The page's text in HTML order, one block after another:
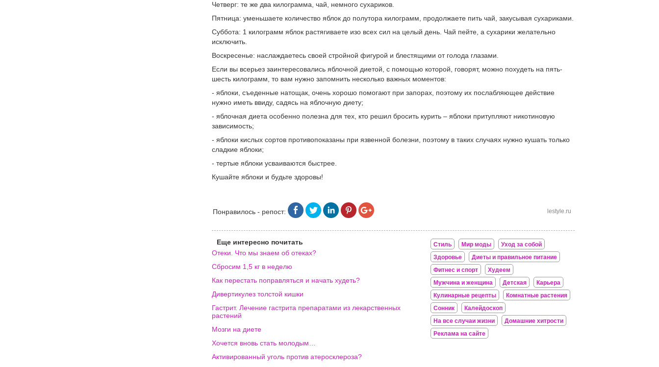
Четверг: те же два килограмма, чай, немного сухариков.
Пятница: уменьшаете количество яблок до полутора килограмм, продолжаете пить чай, закусывая сухариками.
Суббота: 1 килограмм яблок растягиваете изо всех сил на целый день. Чай пейте, а сухарики желательно
исключить.
Воскресенье: наслаждаетесь своей стройной фигурой и блестящими от голода глазами.
Если вы всерьез заинтересовались яблочной диетой, с помощью которой, говорят, можно похудеть на пять-
шесть килограмм, то вам нужно запомнить несколько важных моментов:
- яблоки, съеденные натощак, очень хорошо помогают при запорах, поэтому их послабляющее действие
нужно иметь ввиду, садясь на яблочную диету;
- яблочная диета особенно полезна для тех, кто решил бросить курить – яблоки притупляют никотиновую
зависимость;
- яблоки кислых сортов противопоказаны при язвенной болезни, поэтому в таких случаях нужно кушать только
сладкие яблоки;
- тертые яблоки усваиваются быстрее.
Кушайте яблоки и будьте здоровы!
Понравилось - репост: lestyle.ru
Еще интересно почитать
Отеки. Что мы знаем об отеках?
Сбросим 1,5 кг в неделю
Как перестать поправляться и начать худеть?
Дивертикулез толстой кишки
Гастрит. Лечение гастрита препаратами из лекарственных
растений
Мозги на диете
Хочется вновь стать молодым…
Активированный уголь против атеросклероза?
Стиль Мир моды
Уход за собой
Здоровье
Диеты и правильное питание
Фитнес и спорт
Худеем
Мужчина и женщина
Детская
Карьера
Кулинарные рецепты
Комнатные растения
Сонник
Калейдоскоп
На все случаи жизни
Домашние хитрости
Реклама на сайте